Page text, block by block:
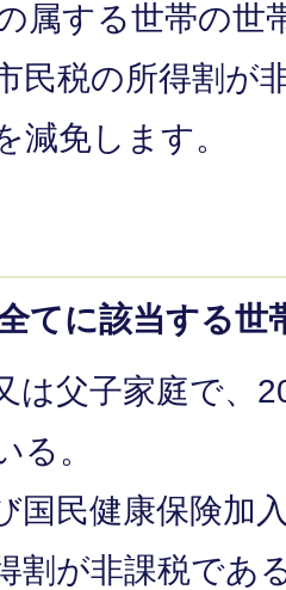
属する世帯の世
民税の所得割が
減免します。
てに該当する世
は父子家庭で、
る。
国民健康保険加
割が非課税であ